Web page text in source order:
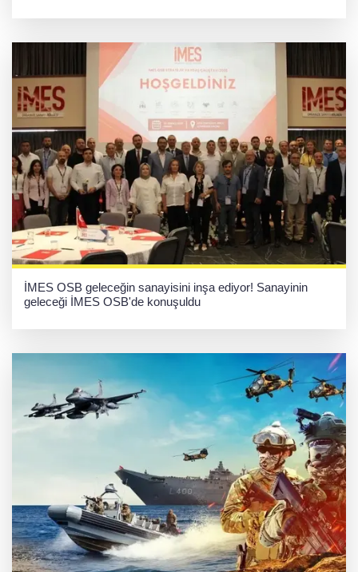
İMES OSB geleceğin sanayisini inşa ediyor! Sanayinin
geleceği İMES OSB'de konuşuldu